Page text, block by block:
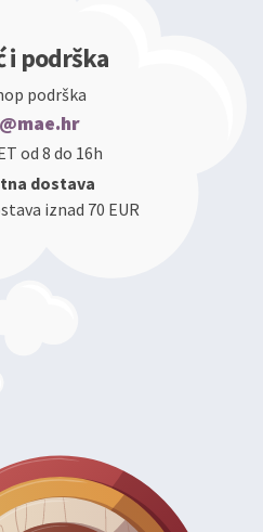
i podrška
podrška
od 8 do 16h
dostava
iznad 70 EUR